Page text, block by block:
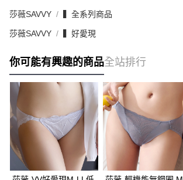
莎薇SAVVY ▍全系列商品
莎薇SAVVY ▍好愛現
你可能有興趣的商品全站排行